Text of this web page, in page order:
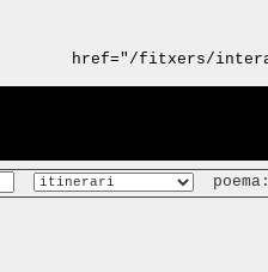
href="/fitxers/